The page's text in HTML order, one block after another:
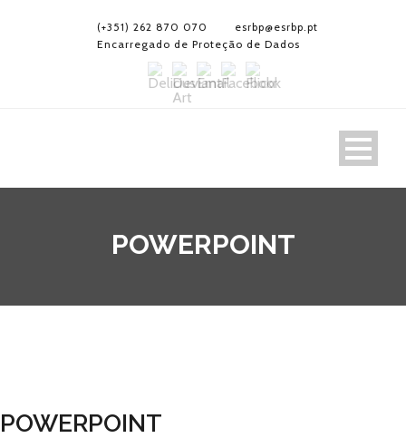
(+351) 262 870 070
esrbp@esrbp.pt
Encarregado de Proteção de Dados
POWERPOINT
POWERPOINT